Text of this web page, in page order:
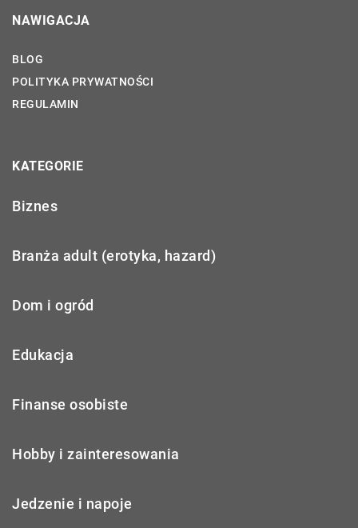
NAWIGACJA
BLOG
POLITYKA PRYWATNOŚCI
REGULAMIN
KATEGORIE
Biznes
Branża adult (erotyka, hazard)
Dom i ogród
Edukacja
Finanse osobiste
Hobby i zainteresowania
Jedzenie i napoje